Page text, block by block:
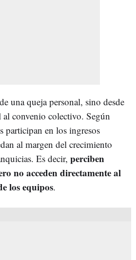
una queja personal, sino desde
convenio colectivo. Según
participan en los ingresos
al margen del crecimiento
Es decir, perciben
no acceden directamente al
los equipos.